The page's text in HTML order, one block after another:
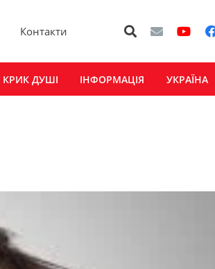
Контакти
КРИК ДУШІ ІНФОРМАЦІЯ УКРАЇНА